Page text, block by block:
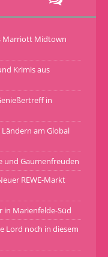
Marriott Midtown
Krimis aus
in
am Global
und Gaumenfreuden
REWE-Markt
in Marienfelde-Süd
Lord noch in diesem